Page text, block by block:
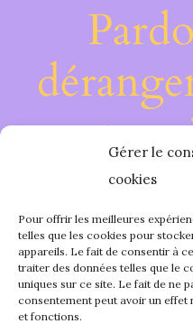
Gérer le
cookies
Pour offrir les meilleures
telles que les cookies pour
appareils. Le fait de consentir à
traiter des données telles que le
uniques sur ce site. Le fait de ne
consentement peut avoir un
et fonctions.